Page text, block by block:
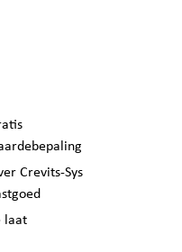
Crevits-Sys
laat